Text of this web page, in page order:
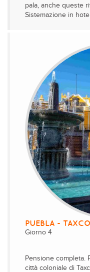
pala, anche queste
Sistemazione in
PUEBLA - TAXCO
Giorno 4
Pensione completa.
città coloniale di